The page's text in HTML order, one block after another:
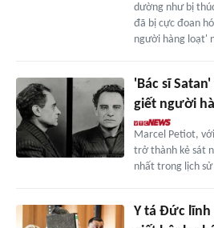
dường như bị
đã bị cực đoan
người hàng loạt'
'Bác sĩ
giết người
Marcel Petiot,
trở thành kẻ sát
nhất trong lịch
Y tá Đức